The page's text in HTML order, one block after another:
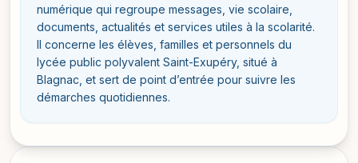
numérique qui regroupe messages, vie scolaire,
documents, actualités et services utiles à la scolarité.
Il concerne les élèves, familles et personnels du
lycée public polyvalent Saint-Exupéry, situé à
Blagnac, et sert de point d’entrée pour suivre les
démarches quotidiennes.